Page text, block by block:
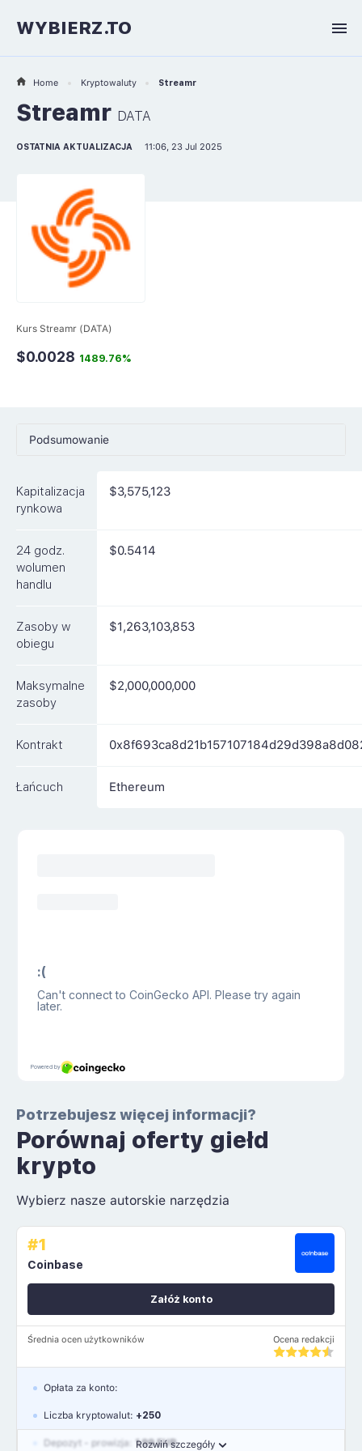
WYBIERZ.TO
Home Kryptowaluty Streamr
Streamr DATA
OSTATNIA AKTUALIZACJA 11:06, 23 Jul 2025
Kurs Streamr (DATA)
$0.0028 1489.76%
Podsumowanie
Rynki
FAQ
Kapitalizacja
rynkowa
$3,575,123
24 godz.
wolumen
handlu
$0.5414
Zasoby w
obiegu
$1,263,103,853
Maksymalne
zasoby
$2,000,000,000
Kontrakt
Łańcuch Ethereum
Potrzebujesz więcej informacji?
Porównaj oferty giełd
krypto
Wybierz nasze autorskie narzędzia
#1
Coinbase
Średnia ocen użytkowników Ocena redakcji
Załóż konto
Rozwiń szczegóły
Opłata za konto:
Liczba kryptowalut: +250
Depozyt - prowizja: 1.99 EUR